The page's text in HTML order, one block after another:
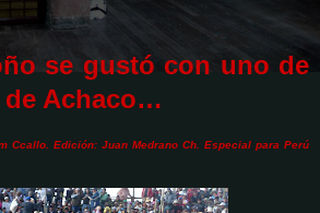
se gustó con uno de
de Achaco…
Ccallo. Edición: Juan Medrano Ch. Especial para Perú